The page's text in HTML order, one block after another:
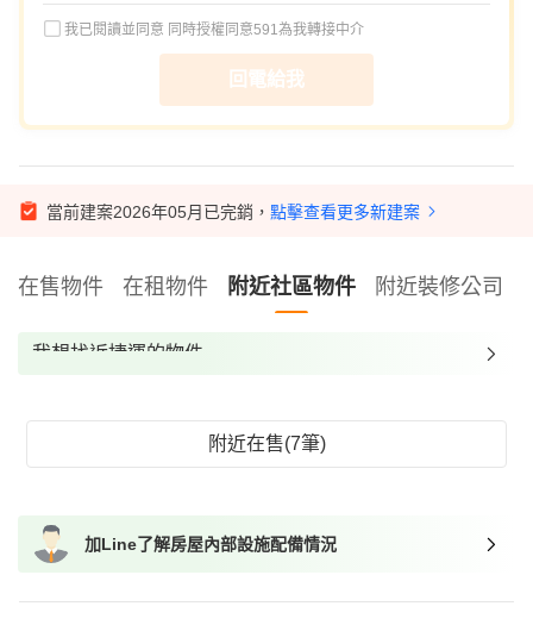
我已閱讀並同意 同時授權同意591為我轉接中介
回電給我
當前建案2026年05月已完銷， 點擊查看更多新建案
在售物件 在租物件 附近社區物件 附近裝修公司
我想找近捷運的物件
我想找配備瓦斯爐的物件
我想找具垃圾處理的物件
我想找近捷運的物件
附近在售(7筆)
加Line了解房屋內部設施配備情況